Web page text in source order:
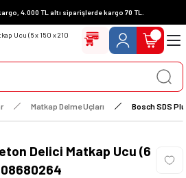
4.000 TL altı siparişlerde kargo 70 TL.
Matkap Delme Uçları Bosch SDS
Delici Matkap Ucu (6